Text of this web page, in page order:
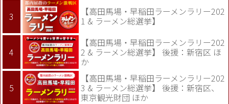
【高田馬場・早稲田ラーメンラリー202
1 & ラーメン総選挙】
【高田馬場・早稲田ラーメンラリー202
2 & ラーメン総選挙】 後援：新宿区 ほ
か
【高田馬場・早稲田ラーメンラリー202
3 & ラーメン総選挙】 後援：新宿区、
東京観光財団 ほか